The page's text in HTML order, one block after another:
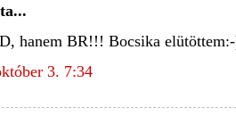
hanem BR!!! Bocsika
3. 7:34